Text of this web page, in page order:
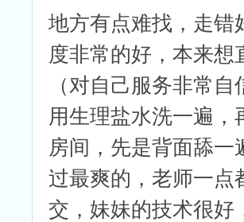
地方有点难找，走错
度非常的好，本来
（对自己服务非常
用生理盐水洗一遍
房间，先是背面舔
过最爽的，老师一点
交，妹妹的技术很好